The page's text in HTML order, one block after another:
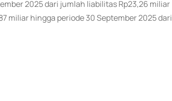
2025 dari jumlah liabilitas Rp23,26 miliar
miliar hingga periode 30 September 2025 dari